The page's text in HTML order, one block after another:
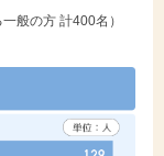
般の方 計400名）